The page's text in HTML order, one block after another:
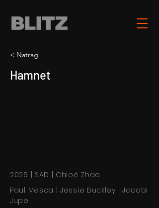
< Natrag
Hamnet
2025 | SAD | Chloé Zhao
Paul Mesca | Jessie Buckley | Jacobi
Jupe